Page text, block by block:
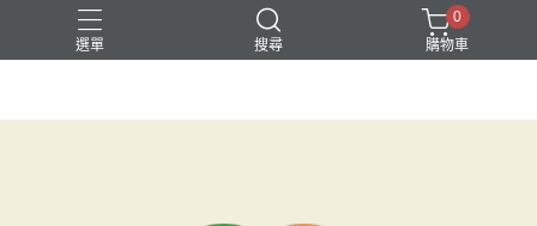
選單 搜尋
0
購物車